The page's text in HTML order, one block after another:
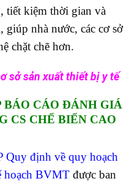
tiết kiệm thời gian và
giúp nhà nước, các cơ sở
chặt chẽ hơn.
sở sản xuất thiết bị y tế
BÁO CÁO ĐÁNH GIÁ
CS CHẾ BIẾN CAO
định về quy hoạch
BVMTđược ban